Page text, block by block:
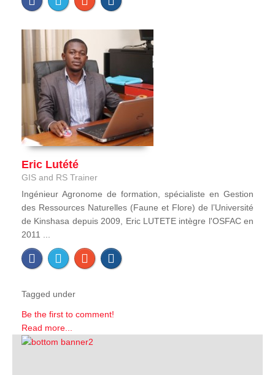
Eric Lutété
GIS and RS Trainer
Ingénieur Agronome de formation, spécialiste en Gestion
des Ressources Naturelles (Faune et Flore) de l’Université
de Kinshasa depuis 2009, Eric LUTETE intègre l'OSFAC en
2011 ...
Tagged under
Be the first to comment!
Read more...